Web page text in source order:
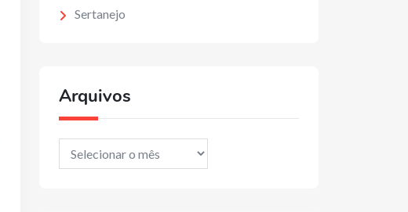
Sertanejo
Arquivos
Arquivos